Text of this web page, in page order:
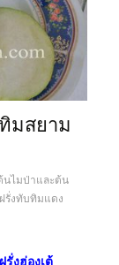
มสยาม
นไมป่าและต้น
ฝรั่งทับทิมแดง
งฮ่องเต้